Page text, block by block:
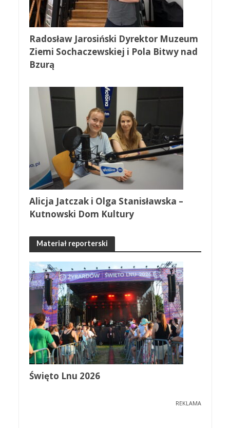
Radosław Jarosiński Dyrektor Muzeum
Ziemi Sochaczewskiej i Pola Bitwy nad
Bzurą
Alicja Jatczak i Olga Stanisławska –
Kutnowski Dom Kultury
Materiał reporterski
Święto Lnu 2026
REKLAMA